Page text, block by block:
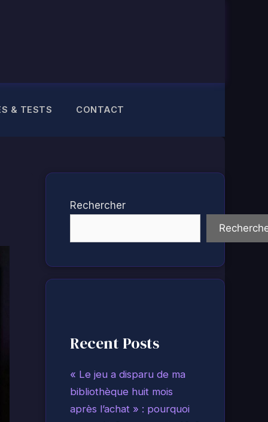
& TESTS CONTACT
Rechercher
Recent Posts
« Le jeu a disparu de ma
bibliothèque huit mois
après l’achat » : pourquoi